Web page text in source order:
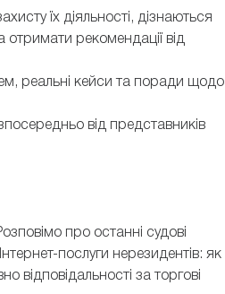
їх діяльності, дізнаються
рекомендації від
реальні кейси та поради щодо
від представників
про останні судові
послуги нерезидентів: як
за торгові